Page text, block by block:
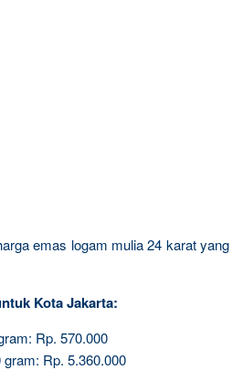
emas logam mulia 24 karat yang
Kota Jakarta:
Rp. 570.000
Rp. 5.360.000